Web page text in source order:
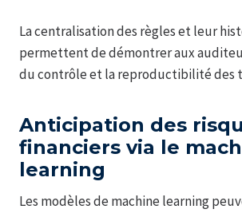
La centralisation des règles et leur
permettent de démontrer aux
du contrôle et la reproductibilité des
Anticipation des
financiers via le
learning
Les modèles de machine learning